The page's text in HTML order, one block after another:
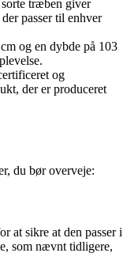
træben giver
passer til enhver
og en dybde på 103
og
der er produceret
du bør overveje:
at sikre at den passer i
som nævnt tidligere,